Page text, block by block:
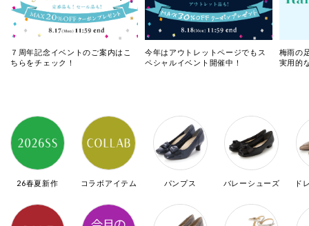
７周年記念イベントのご案内はこ
ちらをチェック！
今年はアウトレットページでもス
ペシャルイベント開催中！
梅雨の
実用的
26春夏新作 コラボアイテム パンプス バレーシューズ ド